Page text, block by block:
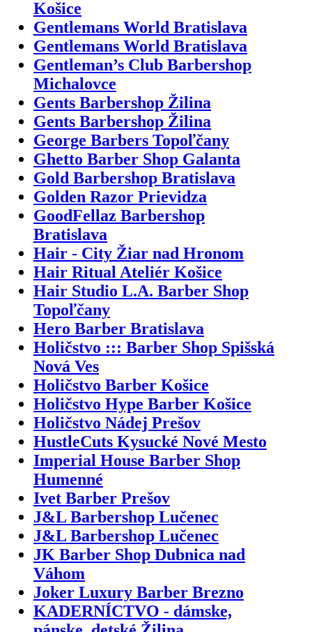
Košice
Gentlemans World Bratislava
Gentlemans World Bratislava
Gentleman’s Club Barbershop
Michalovce
Gents Barbershop Žilina
Gents Barbershop Žilina
George Barbers Topoľčany
Ghetto Barber Shop Galanta
Gold Barbershop Bratislava
Golden Razor Prievidza
GoodFellaz Barbershop
Bratislava
Hair - City Žiar nad Hronom
Hair Ritual Ateliér Košice
Hair Studio L.A. Barber Shop
Topoľčany
Hero Barber Bratislava
Holičstvo ::: Barber Shop Spišská
Nová Ves
Holičstvo Barber Košice
Holičstvo Hype Barber Košice
Holičstvo Nádej Prešov
HustleCuts Kysucké Nové Mesto
Imperial House Barber Shop
Humenné
Ivet Barber Prešov
J&L Barbershop Lučenec
J&L Barbershop Lučenec
JK Barber Shop Dubnica nad
Váhom
Joker Luxury Barber Brezno
KADERNÍCTVO - dámske,